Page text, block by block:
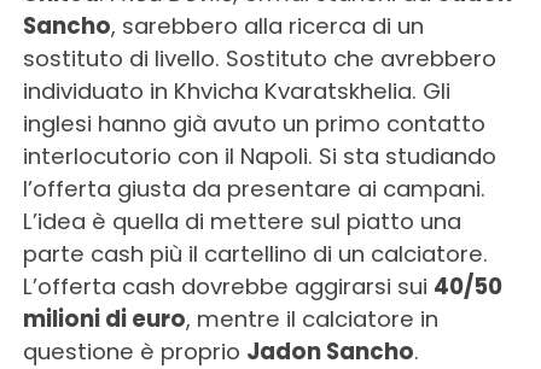
Sancho, sarebbero alla ricerca di un
sostituto di livello. Sostituto che avrebbero
individuato in Khvicha Kvaratskhelia. Gli
inglesi hanno già avuto un primo contatto
interlocutorio con il Napoli. Si sta studiando
l’offerta giusta da presentare ai campani.
L’idea è quella di mettere sul piatto una
parte cash più il cartellino di un calciatore.
L’offerta cash dovrebbe aggirarsi sui 40/50
milioni di euro, mentre il calciatore in
questione è proprio Jadon Sancho.